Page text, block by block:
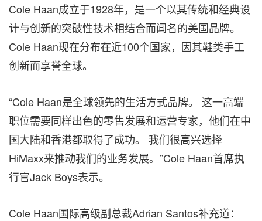
Cole Haan成立于1928年，是一个以其传统和经典设
计与创新的突破性技术相结合而闻名的美国品牌。
Cole Haan现在分布在近100个国家，因其鞋类手工
创新而享誉全球。
“Cole Haan是全球领先的生活方式品牌。 这一高端
职位需要同样出色的零售发展和运营专家，他们在中
国大陆和香港都取得了成功。 我们很高兴选择
HiMaxx来推动我们的业务发展。”Cole Haan首席执
行官Jack Boys表示。
Cole Haan国际高级副总裁Adrian Santos补充道：